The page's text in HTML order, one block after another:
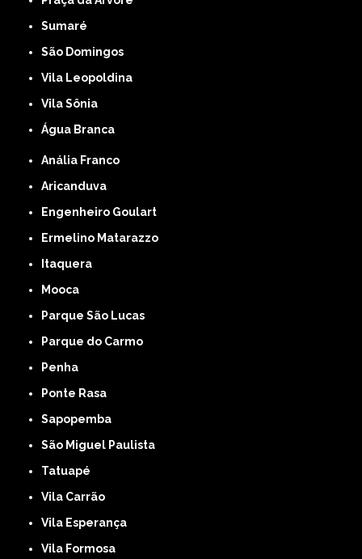
Sumaré
São Domingos
Vila Leopoldina
Vila Sônia
Água Branca
Anália Franco
Aricanduva
Engenheiro Goulart
Ermelino Matarazzo
Itaquera
Mooca
Parque São Lucas
Parque do Carmo
Penha
Ponte Rasa
Sapopemba
São Miguel Paulista
Tatuapé
Vila Carrão
Vila Esperança
Vila Formosa